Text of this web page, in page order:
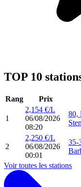
TOP 10
Rang Prix
1
2,154 €/L
06/08/2026
08:20
80,
2
2,250 €/L
06/08/2026
00:01
35-
Voir toutes les stations